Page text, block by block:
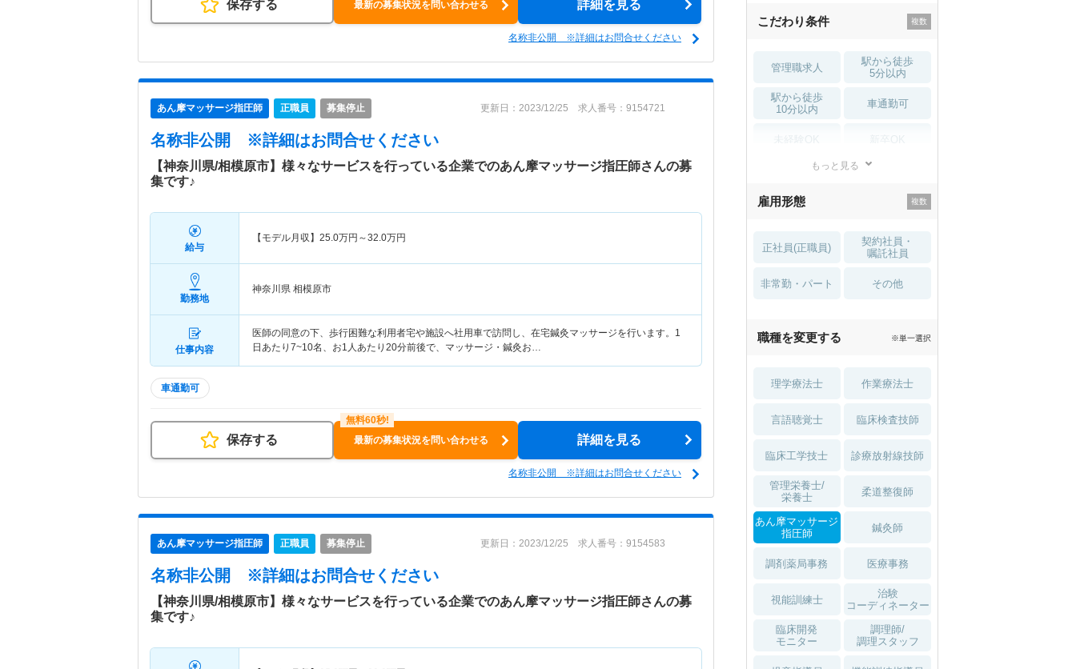
保存する 最新の募集状況を問い合わせる 詳細を見る
名称非公開 ※詳細はお問合せください
あん摩マッサージ指圧師 正職員 募集停止 更新日：2023/12/25 求人番号：9154721
名称非公開 ※詳細はお問合せください
【神奈川県/相模原市】様々なサービスを行っている企業でのあん摩マッサージ指圧師さんの募
集です♪
給与
【モデル月収】 25.0万円～32.0万円
勤務地
神奈川県 相模原市
仕事内容
医師の同意の下、歩行困難な利用者宅や施設へ社用車で訪問し、在宅鍼灸マッサージを行います。1
日あたり7~10名、お1人あたり20分前後で、マッサージ・鍼灸お…
車通勤可
保存する 最新の募集状況を問い合わせる 詳細を見る
名称非公開 ※詳細はお問合せください
あん摩マッサージ指圧師 正職員 募集停止 更新日：2023/12/25 求人番号：9154583
名称非公開 ※詳細はお問合せください
【神奈川県/相模原市】様々なサービスを行っている企業でのあん摩マッサージ指圧師さんの募
集です♪
こだわり条件
管理職求人
駅から徒歩
5分以内
駅から徒歩
10分以内
車通勤可
住宅手当・補助
土日祝休 無資格 OK
積極採用中 WEB面接OK
もっと見る
雇用形態
正社員(正職員)
契約社員・
嘱託社員
非常勤・パート その他
職種を変更する ※単一選択
理学療法士 作業療法士
言語聴覚士 臨床検査技師
臨床工学技士 診療放射線技師
管理栄養士/
栄養士
柔道整復師
あん摩マッサージ
指圧師
鍼灸師
調剤薬局事務 医療事務
視能訓練士
治験
コーディネーター
臨床開発
モニター
調理師/
調理スタッフ